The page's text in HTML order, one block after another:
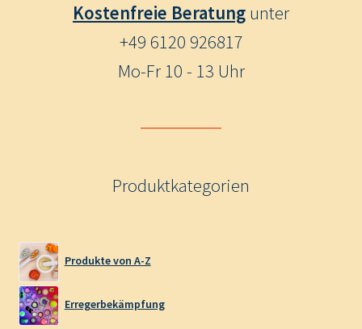
Kostenfreie Beratung unter
+49 6120 926817
Mo-Fr 10 - 13 Uhr
Produktkategorien
Produkte von A-Z
Erregerbekämpfung